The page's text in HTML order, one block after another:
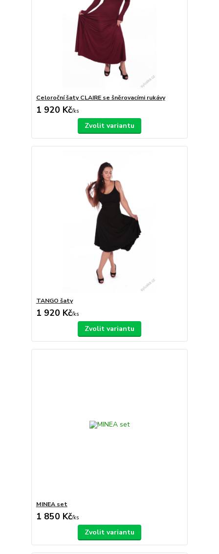
Celoroční šaty CLAIRE se šněrovacími rukávy
1 920 Kč/ks
Zvolit variantu
TANGO šaty
1 920 Kč/ks
Zvolit variantu
MINEA set
1 850 Kč/ks
Zvolit variantu